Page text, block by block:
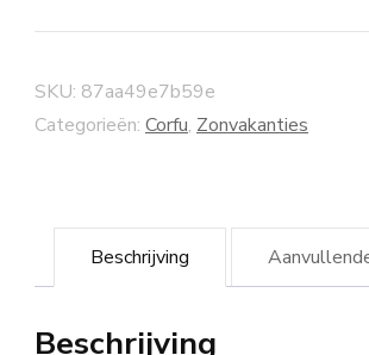
SKU: 87aa49e7b59e
Categorieën: Corfu, Zonvakanties
Beschrijving
Beschrijving